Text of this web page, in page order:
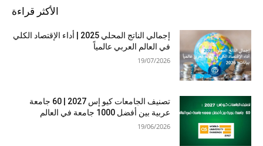
الأكثر قراءة
إجمالي الناتج المحلي 2025 | أداء الإقتصاد الكلي
في العالم العربي عالمياً
19/07/2026
تصنيف الجامعات كيو إس 2027 | 60 جامعة
عربية بين أفضل 1000 جامعة في العالم
19/06/2026